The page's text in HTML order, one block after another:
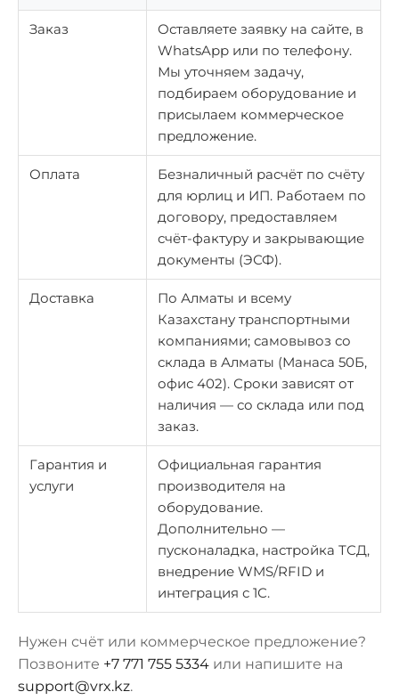
Заказ
Оставляете заявку на сайте, в
WhatsApp или по телефону.
Мы уточняем задачу,
подбираем оборудование и
присылаем коммерческое
предложение.
Оплата
Безналичный расчёт по счёту
для юрлиц и ИП. Работаем по
договору, предоставляем
счёт-фактуру и закрывающие
документы (ЭСФ).
Доставка
По Алматы и всему
Казахстану транспортными
компаниями; самовывоз со
склада в Алматы (Манаса 50Б,
офис 402). Сроки зависят от
наличия — со склада или под
заказ.
Гарантия и
услуги
Официальная гарантия
производителя на
оборудование.
Дополнительно —
пусконаладка, настройка ТСД,
внедрение WMS/RFID и
интеграция с 1С.
Нужен счёт или коммерческое предложение?
Позвоните +7 771 755 5334 или напишите на
support@vrx.kz.